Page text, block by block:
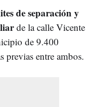
de separación y
de la calle Vicente
de 9.400
previas entre ambos.